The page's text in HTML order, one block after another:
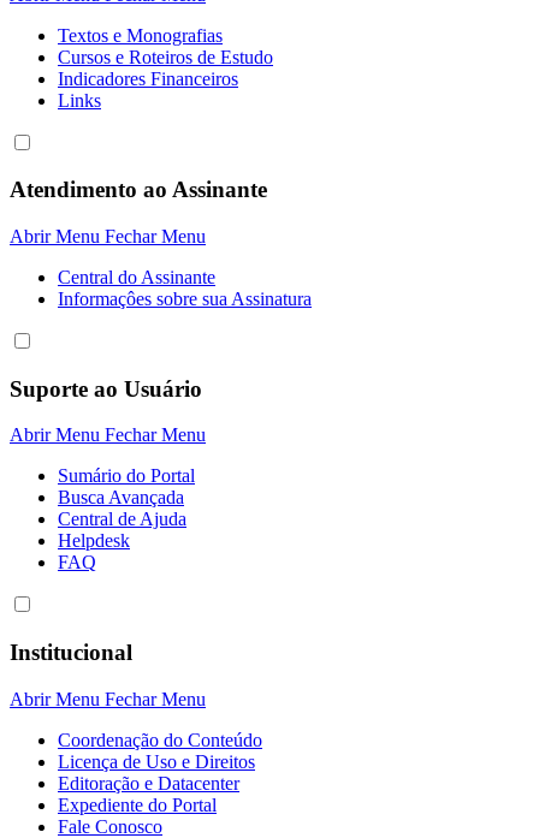
Textos e Monografias
Cursos e Roteiros de Estudo
Indicadores Financeiros
Links
Atendimento ao Assinante
Abrir Menu Fechar Menu
Central do Assinante
Informaçôes sobre sua Assinatura
Suporte ao Usuário
Abrir Menu Fechar Menu
Sumário do Portal
Busca Avançada
Central de Ajuda
Helpdesk
FAQ
Institucional
Abrir Menu Fechar Menu
Coordenação do Conteúdo
Licença de Uso e Direitos
Editoração e Datacenter
Expediente do Portal
Fale Conosco